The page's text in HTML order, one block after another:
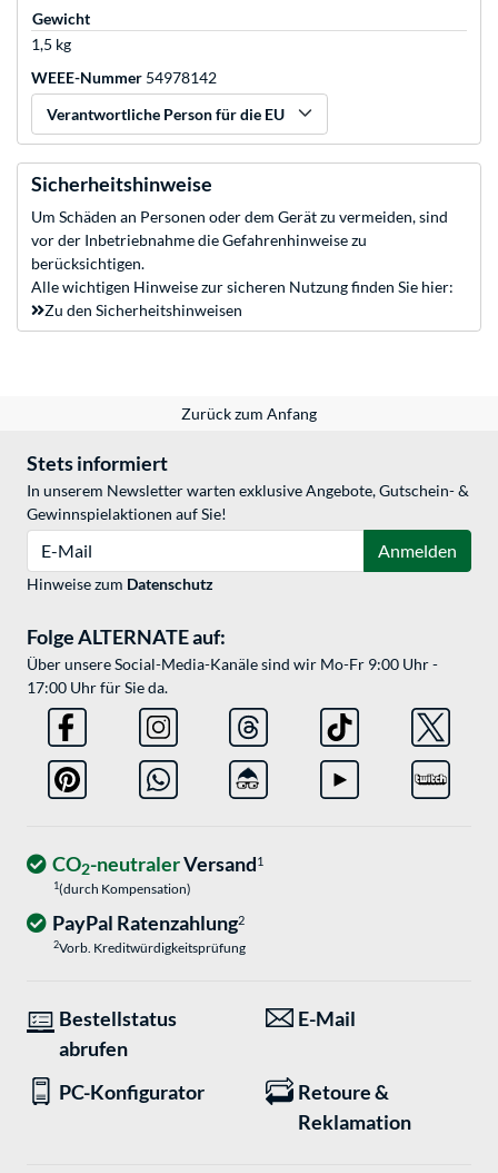
Gewicht
1,5 kg
WEEE-Nummer 54978142
Verantwortliche Person für die EU
Sicherheitshinweise
Um Schäden an Personen oder dem Gerät zu vermeiden, sind
vor der Inbetriebnahme die Gefahrenhinweise zu
berücksichtigen.
Alle wichtigen Hinweise zur sicheren Nutzung finden Sie hier:
Zu den Sicherheitshinweisen
Zurück zum Anfang
Stets informiert
In unserem Newsletter warten exklusive Angebote, Gutschein- &
Gewinnspielaktionen auf Sie!
Anmelden
Hinweise zum Datenschutz
Folge ALTERNATE auf:
Über unsere Social-Media-Kanäle sind wir Mo-Fr 9:00 Uhr -
17:00 Uhr für Sie da.
CO2-neutralerVersand1
1(durch Kompensation)
PayPal Ratenzahlung2
2Vorb. Kreditwürdigkeitsprüfung
Bestellstatus
abrufen
E-Mail
PC-Konfigurator
Retoure &
Reklamation